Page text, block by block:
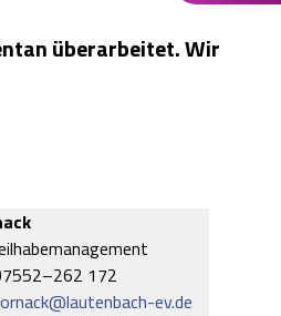
über­ar­bei­tet. Wir
172
ev.de